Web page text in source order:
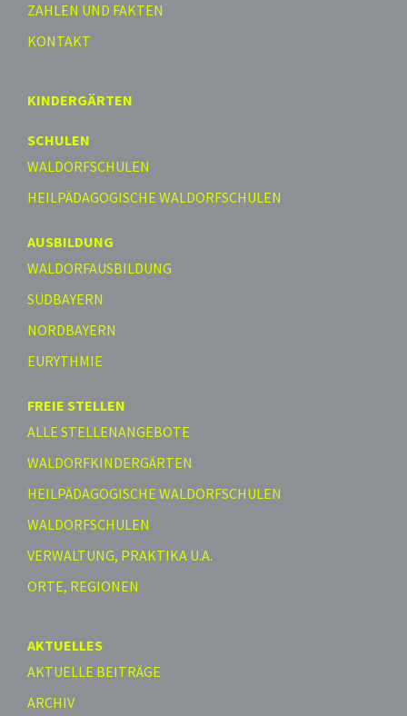
ZAHLEN UND FAKTEN
KONTAKT
KINDERGÄRTEN
SCHULEN
WALDORFSCHULEN
HEILPÄDAGOGISCHE WALDORFSCHULEN
AUSBILDUNG
WALDORFAUSBILDUNG
SÜDBAYERN
NORDBAYERN
EURYTHMIE
FREIE STELLEN
ALLE STELLENANGEBOTE
WALDORFKINDERGÄRTEN
HEILPÄDAGOGISCHE WALDORFSCHULEN
WALDORFSCHULEN
VERWALTUNG, PRAKTIKA U.A.
ORTE, REGIONEN
AKTUELLES
AKTUELLE BEITRÄGE
ARCHIV